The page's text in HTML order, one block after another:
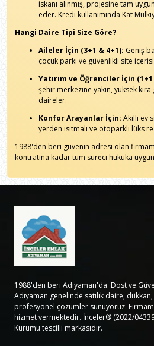
iskanı alınmış, projesine tam
eder. Kredi kullanımında Kat
Hangi Daire Tipi Size Göre?
Aileler İçin (3+1 & 4+1): Geniş
çocuk parkı ve güvenlikli site
Yatırım ve Öğrenciler İçin (1+1
şehir merkezine yakın, yüksek
daireler.
Konfor Arayanlar İçin: Akıllı ev
yerden ısıtmalı ve otoparklı lüks
1988'den beri güvenin adresi olan
kontratına kadar tüm süreci hukuka
1988'den beri Adıyaman'da 'Dost ve
Adıyaman genelinde satılık daire,
profesyonel çözümler sunuyoruz.
hizmet vermektedir. İnceler® (2022/
Kurumu tescilli markasıdır.